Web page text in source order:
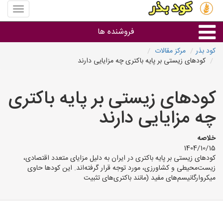
منوی
سایت
بذر
فروشنده ها
گروه ها
استان ها
کود بذر
مرکز مقالات
کودهای زیستی بر پایه باکتری چه مزایایی دارند
کودهای زیستی بر پایه باکتری
چه مزایایی دارند
خلاصه
1404/10/15
کودهای زیستی بر پایه باکتری در ایران به دلیل مزایای متعدد اقتصادی،
زیست‌محیطی و کشاورزی، مورد توجه قرار گرفته‌اند. این کودها حاوی
میکروارگانیسم‌های مفید (مانند باکتری‌های تثبیت